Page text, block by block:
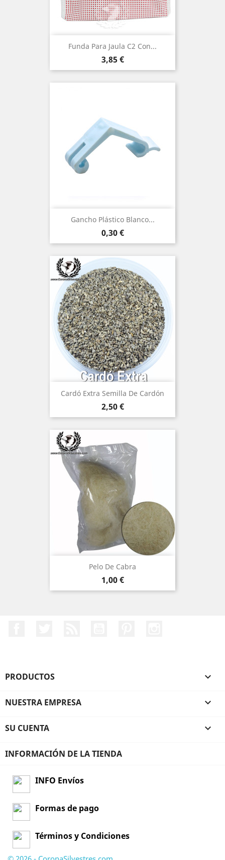
Funda Para Jaula C2 Con...
Precio
3,85 €
Gancho Plástico Blanco...
Precio
0,30 €
Cardó Extra Semilla De Cardón
Precio
2,50 €
Pelo De Cabra
Precio
1,00 €
PRODUCTOS 
NUESTRA EMPRESA 
SU CUENTA 
INFORMACIÓN DE LA TIENDA
INFO Envíos
Formas de pago
Términos y Condiciones